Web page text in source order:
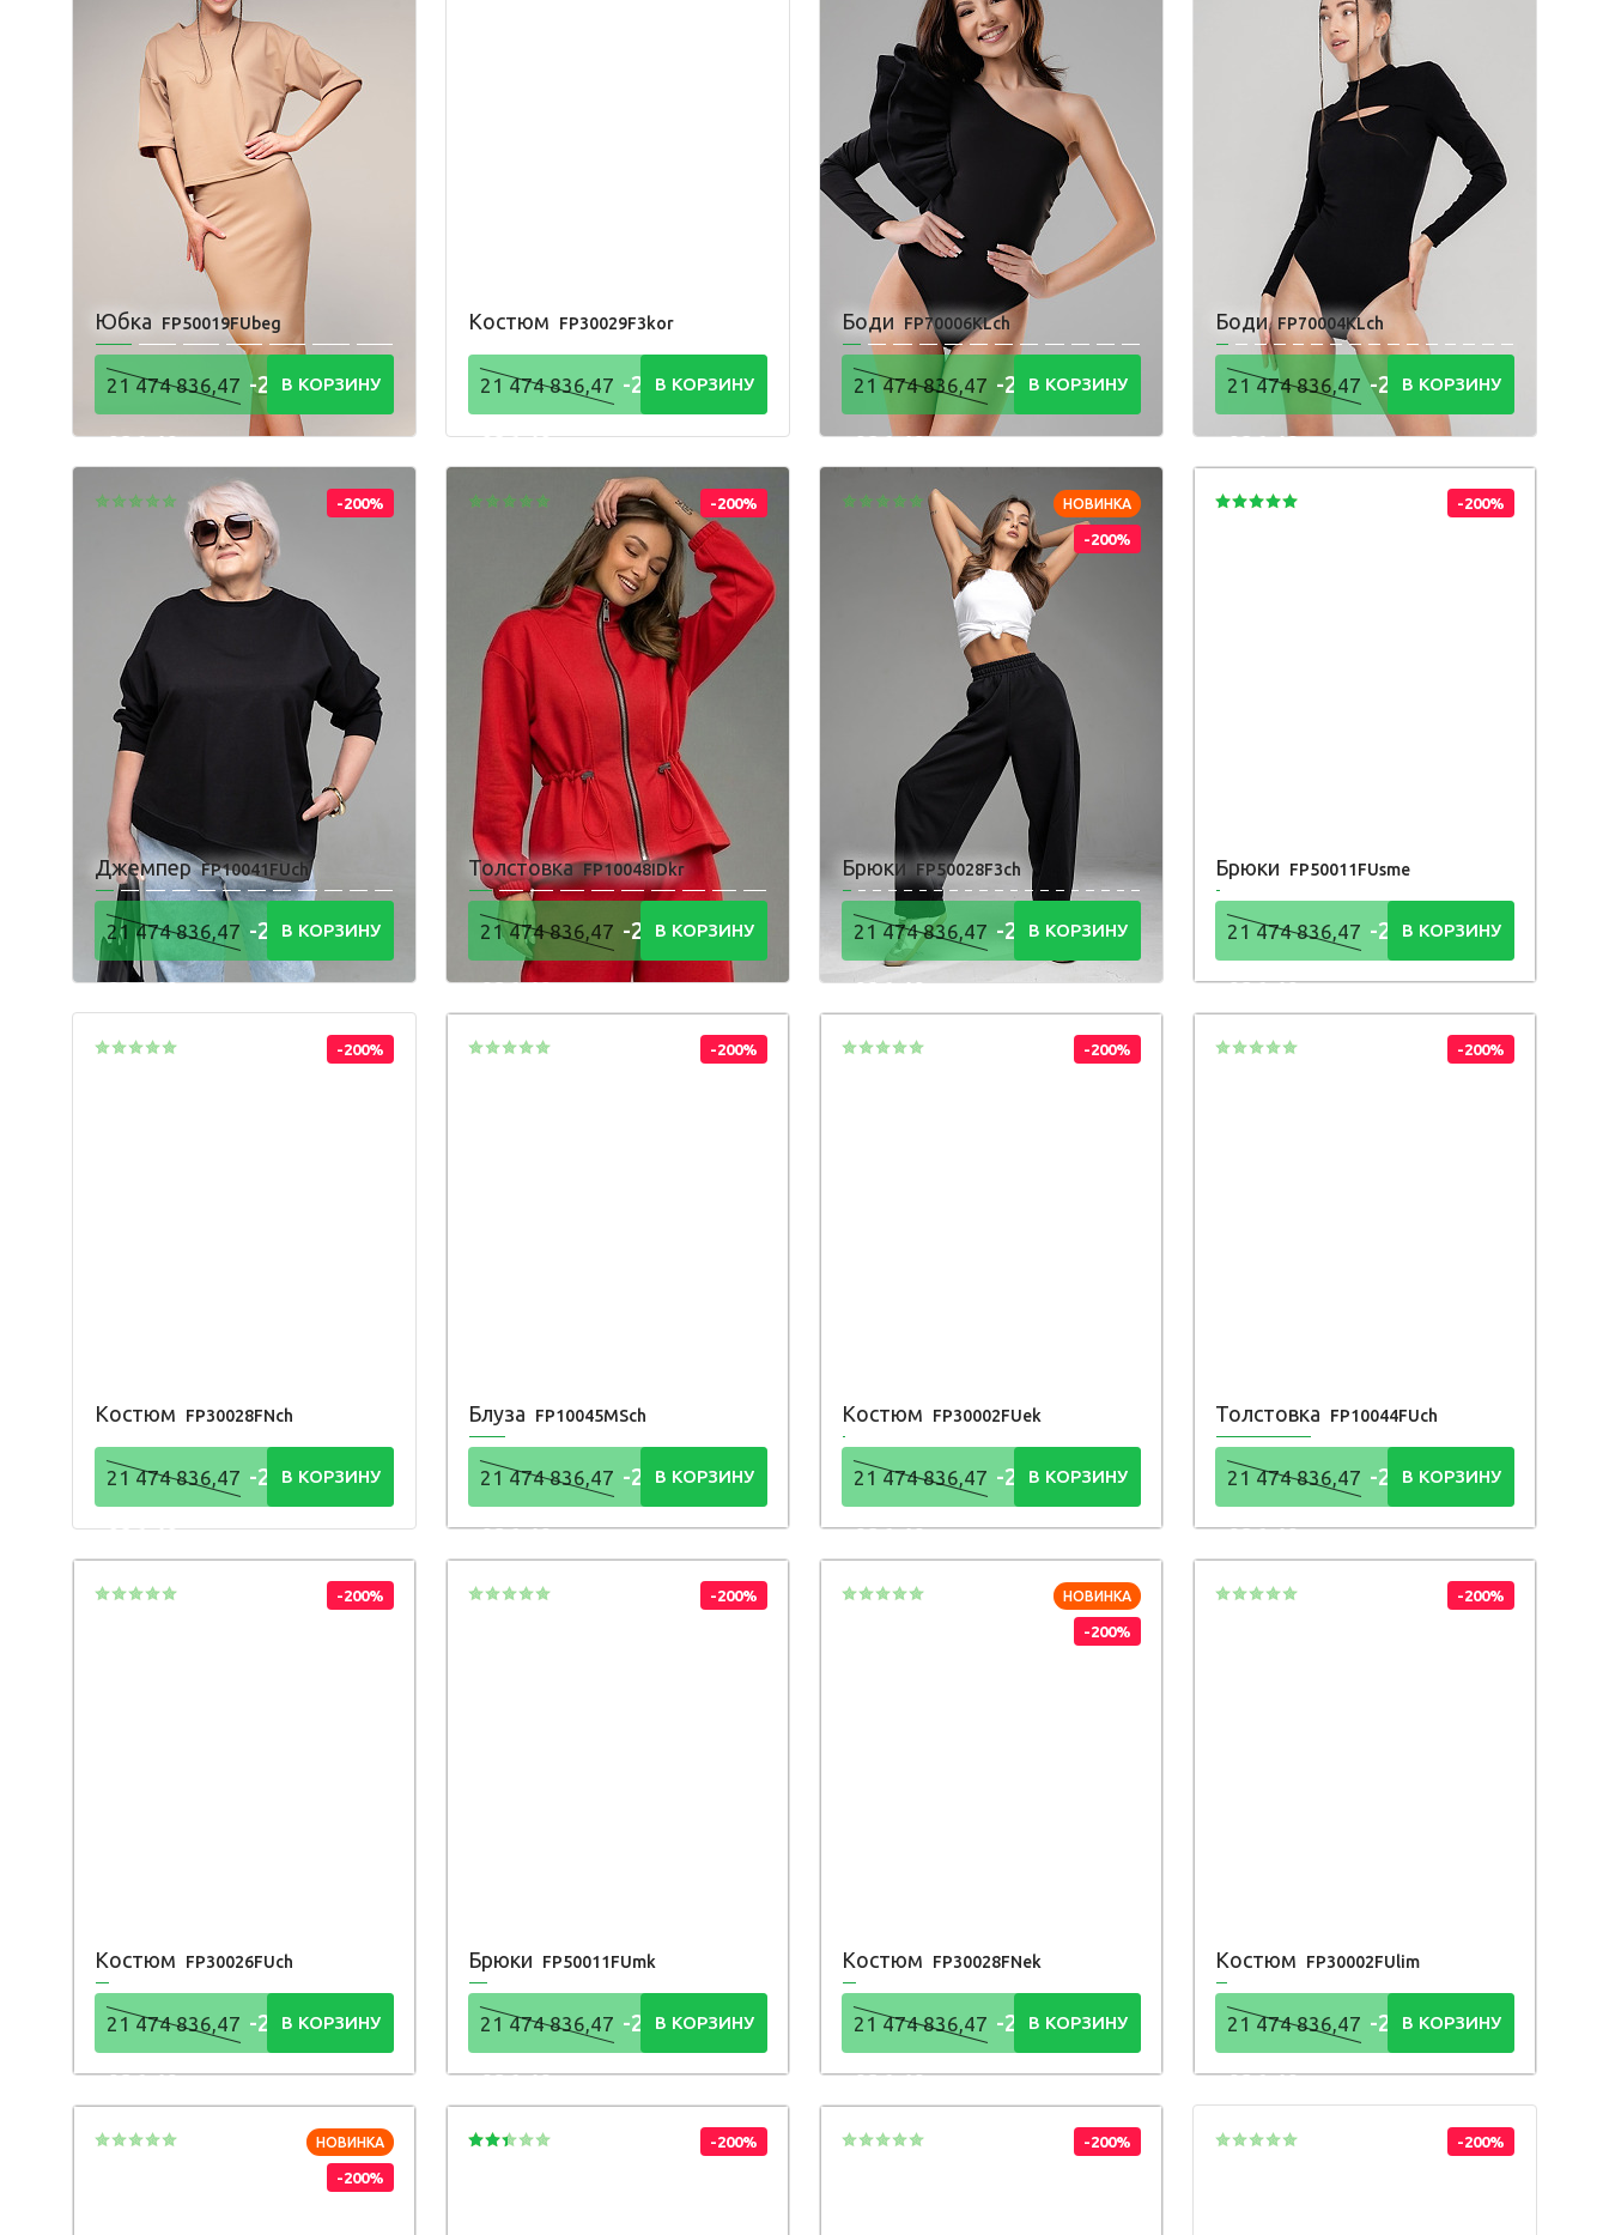
Одежда для взрослых
Блуза
Боди
Брюки
Джемпер
Костюм
Лонгслив
Толстовка
Футболка
Шорты
Юбка FP50019FUbeg
21 474 836,47 -21 474
836,48Р
В КОРЗИНУ
Костюм FP30029F3kor
21 474 836,47 -21 474
836,48Р
В КОРЗИНУ
Боди FP70006KLch
21 474 836,47 -21 474
836,48Р
В КОРЗИНУ
Боди FP70004KLch
21 474 836,47 -21 474
836,48Р
В КОРЗИНУ
-200%
Джемпер FP10041FUch
21 474 836,47 -21 474
836,48Р
В КОРЗИНУ
-200%
Толстовка FP10048IDkr
21 474 836,47 -21 474
836,48Р
В КОРЗИНУ
НОВИНКА
-200%
Брюки FP50028F3ch
21 474 836,47 -21 474
836,48Р
В КОРЗИНУ
-200%
Брюки FP50011FUsme
21 474 836,47 -21 474
836,48Р
В КОРЗИНУ
-200%
Костюм FP30028FNch
21 474 836,47 -21 474
836,48Р
В КОРЗИНУ
-200%
Блуза FP10045MSch
21 474 836,47 -21 474
836,48Р
В КОРЗИНУ
-200%
Костюм FP30002FUek
21 474 836,47 -21 474
836,48Р
В КОРЗИНУ
-200%
Толстовка FP10044FUch
21 474 836,47 -21 474
836,48Р
В КОРЗИНУ
-200%
Костюм FP30026FUch
21 474 836,47 -21 474
836,48Р
В КОРЗИНУ
-200%
Брюки FP50011FUmk
21 474 836,47 -21 474
836,48Р
В КОРЗИНУ
НОВИНКА
-200%
Костюм FP30028FNek
21 474 836,47 -21 474
836,48Р
В КОРЗИНУ
-200%
Костюм FP30002FUlim
21 474 836,47 -21 474
836,48Р
В КОРЗИНУ
НОВИНКА
-200%
-200% -200% -200%